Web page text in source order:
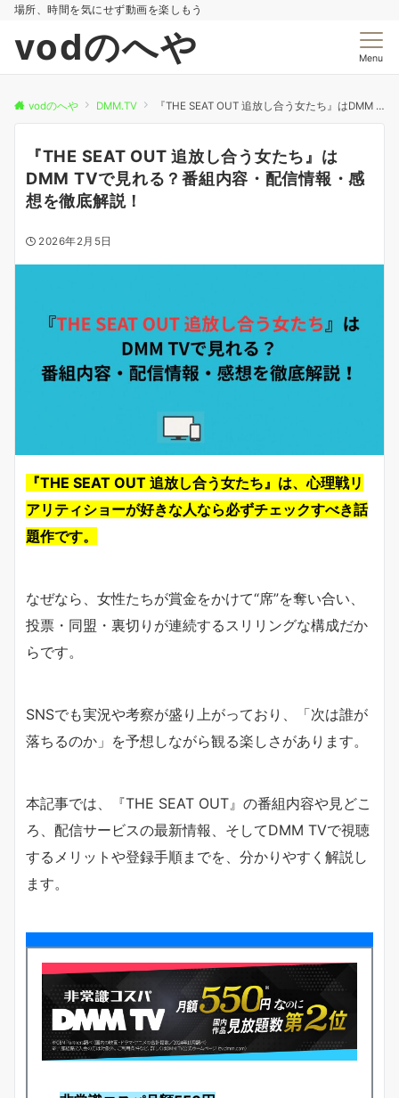
場所、時間を気にせず動画を楽しもう
vodのへや Menu
vodのへや DMM.TV 『THE SEAT OUT 追放し合う女たち』はDMM TVで見れる？番組内容・配信情報・感想を徹底解説！
『THE SEAT OUT 追放し合う女たち』は
DMM TVで見れる？番組内容・配信情報・感
想を徹底解説！
2026年2月5日
『THE SEAT OUT 追放し合う女たち』は、心理戦リ
アリティショーが好きな人なら必ずチェックすべき話
題作です。
なぜなら、女性たちが賞金をかけて“席”を奪い合い、
投票・同盟・裏切りが連続するスリリングな構成だか
らです。
SNSでも実況や考察が盛り上がっており、「次は誰が
落ちるのか」を予想しながら観る楽しさがあります。
本記事では、『THE SEAT OUT』の番組内容や見どこ
ろ、配信サービスの最新情報、そしてDMM TVで視聴
するメリットや登録手順までを、分かりやすく解説し
ます。